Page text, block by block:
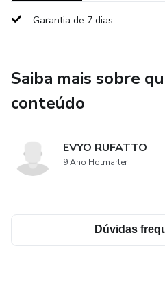
Garantia de 7 dias
Saiba mais sobre
conteúdo
EVYO RUFATTO
9 Ano Hotmarter
Dúvidas